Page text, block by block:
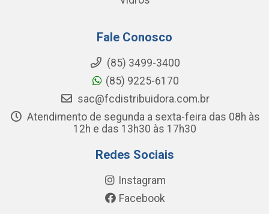
Fale Conosco
(85) 3499-3400
(85) 9225-6170
sac@fcdistribuidora.com.br
Atendimento de segunda a sexta-feira das 08h às
12h e das 13h30 às 17h30
Redes Sociais
Instagram
Facebook